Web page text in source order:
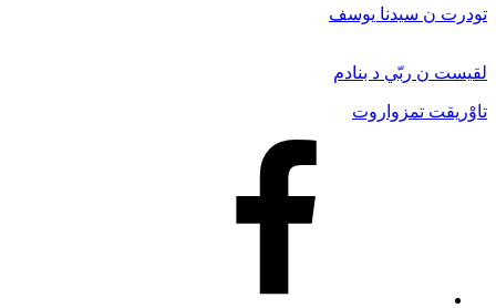
تودرت ن سيدنا يوسف
لقيست ن ربّي د بنادم
تاوْريقت تمزواروت